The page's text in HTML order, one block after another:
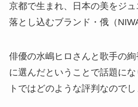
京都で生まれ、日本の美をジ
落とし込むブランド・俄（
俳優の水嶋ヒロさんと歌手の
に選んだということで話題に
トではどのような評判なのでし